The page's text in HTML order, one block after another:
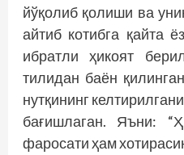
йўқолиб қолиши ва
айтиб котибга қайта
ибратли ҳикоят
тилидан баён
нутқининг
бағишлаган. Яъни:
фаросати ҳам